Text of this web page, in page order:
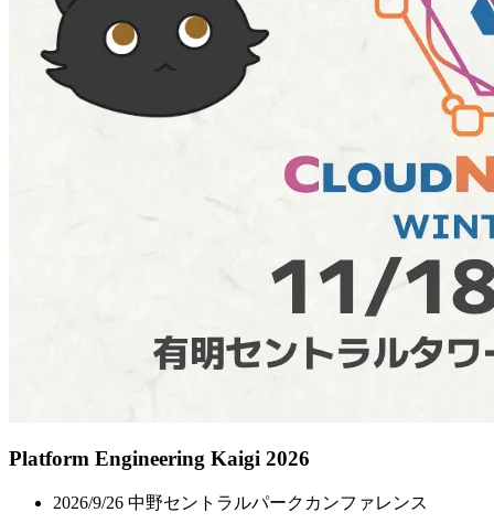
Platform Engineering Kaigi 2026
2026/9/26 中野セントラルパークカンファレンス